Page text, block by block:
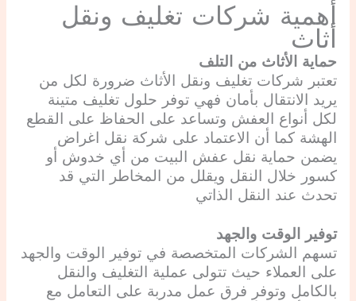
أهمية شركات تغليف ونقل
أثاث
حماية الأثاث من التلف
تعتبر شركات تغليف ونقل الأثاث ضرورة لكل من
يريد الانتقال بأمان فهي توفر حلول تغليف متينة
لكل أنواع العفش وتساعد على الحفاظ على القطع
الهشة كما أن الاعتماد على شركة نقل اغراض
يضمن حماية نقل عفش البيت من أي خدوش أو
كسور خلال النقل ويقلل من المخاطر التي قد
تحدث عند النقل الذاتي
توفير الوقت والجهد
تسهم الشركات المتخصصة في توفير الوقت والجهد
على العملاء حيث تتولى عملية التغليف والنقل
بالكامل وتوفر فرق عمل مدربة على التعامل مع